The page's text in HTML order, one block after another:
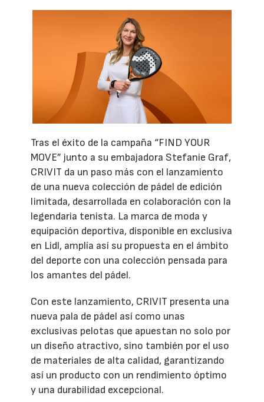
Tras el éxito de la campaña “FIND YOUR
MOVE” junto a su embajadora Stefanie Graf,
CRIVIT da un paso más con el lanzamiento
de una nueva colección de pádel de edición
limitada, desarrollada en colaboración con la
legendaria tenista. La marca de moda y
equipación deportiva, disponible en exclusiva
en Lidl, amplía así su propuesta en el ámbito
del deporte con una colección pensada para
los amantes del pádel.
Con este lanzamiento, CRIVIT presenta una
nueva pala de pádel así como unas
exclusivas pelotas que apuestan no solo por
un diseño atractivo, sino también por el uso
de materiales de alta calidad, garantizando
así un producto con un rendimiento óptimo
y una durabilidad excepcional.